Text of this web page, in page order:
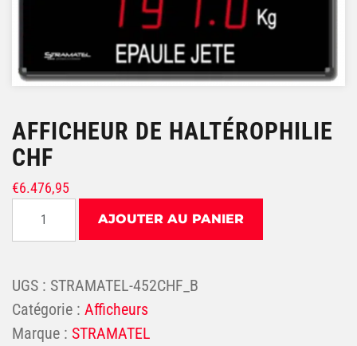
AFFICHEUR DE HALTÉROPHILIE
CHF
€6.476,95
quantité de Afficheur de Haltérophilie CHF
AJOUTER AU PANIER
UGS : STRAMATEL-452CHF_B
Catégorie : Afficheurs
STRAMATEL